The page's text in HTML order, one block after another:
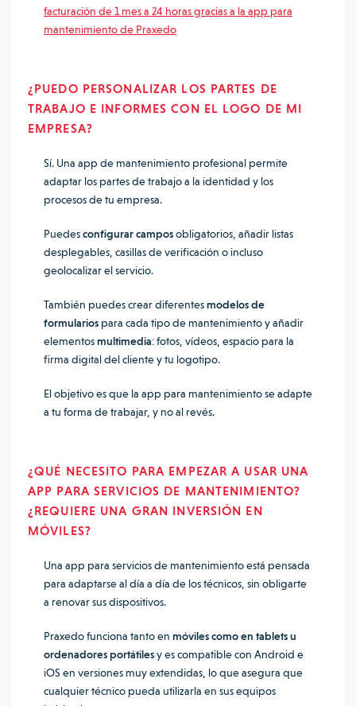
facturación de 1 mes a 24 horas gracias a la app para
mantenimiento de Praxedo
¿PUEDO PERSONALIZAR LOS PARTES DE
TRABAJO E INFORMES CON EL LOGO DE MI
EMPRESA?
Sí. Una app de mantenimiento profesional permite
adaptar los partes de trabajo a la identidad y los
procesos de tu empresa.
Puedesconfigurar camposobligatorios, añadir listas
desplegables, casillas de verificación o incluso
geolocalizar el servicio.
También puedes crear diferentesmodelos de
formularios para cada tipo de mantenimiento y añadir
elementosmultimedia: fotos, vídeos, espacio para la
firma digital del cliente y tu logotipo.
El objetivo es que la app para mantenimiento se adapte
a tu forma de trabajar, y no al revés.
¿QUÉ NECESITO PARA EMPEZAR A USAR UNA
APP PARA SERVICIOS DE MANTENIMIENTO?
¿REQUIERE UNA GRAN INVERSIÓN EN
MÓVILES?
Una app para servicios de mantenimiento está pensada
para adaptarse al día a día de los técnicos, sin obligarte
a renovar sus dispositivos.
Praxedo funciona tanto en móviles como en tablets u
ordenadores portátilesy es compatible con Android e
iOS en versiones muy extendidas, lo que asegura que
cualquier técnico pueda utilizarla en sus equipos